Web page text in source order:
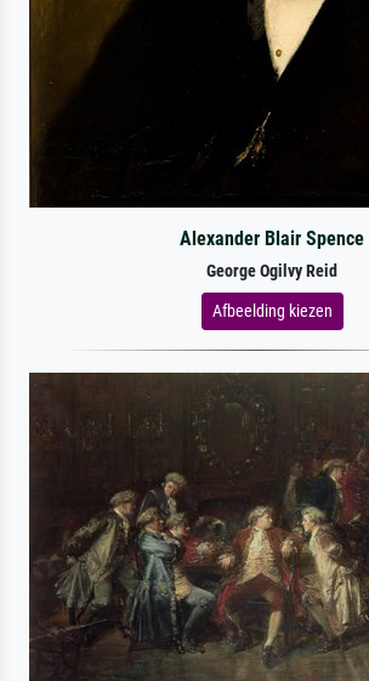
Alexander Blair Spence
George Ogilvy Reid
Afbeelding kiezen